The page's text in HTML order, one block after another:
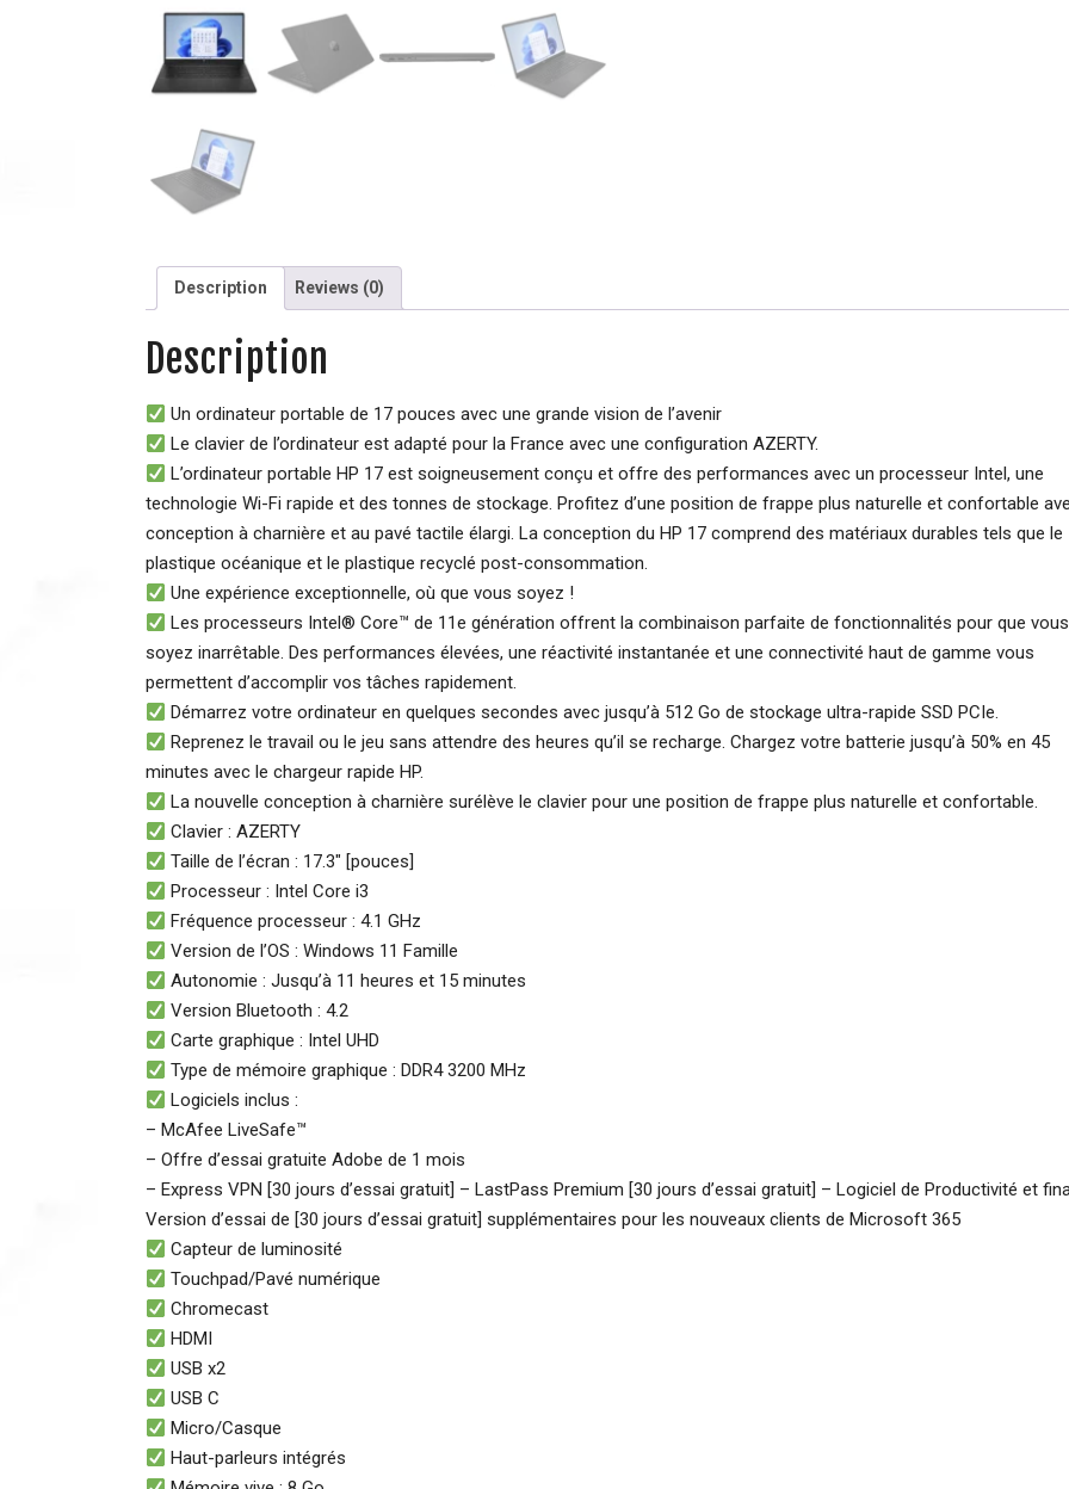
Description Reviews (0)
Description
Un ordinateur portable de 17 pouces avec une grande vision de l’avenir
Le clavier de l’ordinateur est adapté pour la France avec une configuration AZERTY.
L’ordinateur portable HP 17 est soigneusement conçu et offre des performances avec un processeur Intel, une
technologie Wi-Fi rapide et des tonnes de stockage. Profitez d’une position de frappe plus naturelle et confortable
conception à charnière et au pavé tactile élargi. La conception du HP 17 comprend des matériaux durables tels que le
plastique océanique et le plastique recyclé post-consommation.
Une expérience exceptionnelle, où que vous soyez !
Les processeurs Intel® Core™ de 11e génération offrent la combinaison parfaite de fonctionnalités pour que vous
soyez inarrêtable. Des performances élevées, une réactivité instantanée et une connectivité haut de gamme vous
permettent d’accomplir vos tâches rapidement.
Démarrez votre ordinateur en quelques secondes avec jusqu’à 512 Go de stockage ultra-rapide SSD PCIe.
Reprenez le travail ou le jeu sans attendre des heures qu’il se recharge. Chargez votre batterie jusqu’à 50% en 45
minutes avec le chargeur rapide HP.
La nouvelle conception à charnière surélève le clavier pour une position de frappe plus naturelle et confortable.
Clavier : AZERTY
Taille de l’écran : 17.3″ [pouces]
Processeur : Intel Core i3
Fréquence processeur : 4.1 GHz
Version de l’OS : Windows 11 Famille
Autonomie : Jusqu’à 11 heures et 15 minutes
Version Bluetooth : 4.2
Carte graphique : Intel UHD
Type de mémoire graphique : DDR4 3200 MHz
Logiciels inclus :
– McAfee LiveSafe™
– Offre d’essai gratuite Adobe de 1 mois
– Express VPN [30 jours d’essai gratuit] – LastPass Premium [30 jours d’essai gratuit] – Logiciel de Productivité et
Version d’essai de [30 jours d’essai gratuit] supplémentaires pour les nouveaux clients de Microsoft 365
Capteur de luminosité
Touchpad/Pavé numérique
Chromecast
HDMI
USB x2
USB C
Micro/Casque
Haut-parleurs intégrés